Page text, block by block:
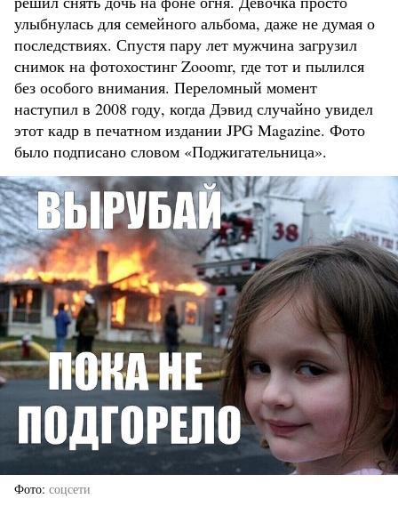
улыбнулась для семейного альбома, даже не думая о
последствиях. Спустя пару лет мужчина загрузил
снимок на фотохостинг Zooomr, где тот и пылился
без особого внимания. Переломный момент
наступил в 2008 году, когда Дэвид случайно увидел
этот кадр в печатном издании JPG Magazine. Фото
было подписано словом «Поджигательница».
Фото соцсети